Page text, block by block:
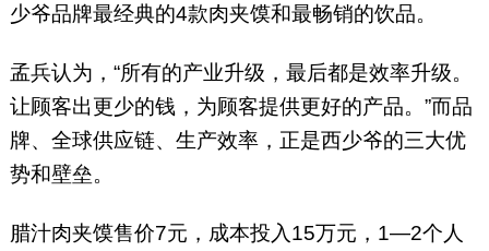
少爷品牌最经典的4款肉夹馍和最畅销的饮品。
孟兵认为，“所有的产业升级，最后都是效率升级。
让顾客出更少的钱，为顾客提供更好的产品。”而品
牌、全球供应链、生产效率，正是西少爷的三大优
势和壁垒。
腊汁肉夹馍售价7元，成本投入15万元，1—2个人